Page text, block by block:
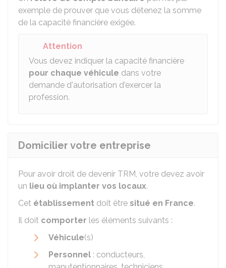
exemple de prouver que vous détenez la somme
de la capacité financière exigée.
Attention
Vous devez indiquer la capacité financière
pour chaque véhicule dans votre
demande d'autorisation d'exercer la
profession.
Domicilier votre entreprise
Pour avoir droit de devenir TRM, votre devez avoir
un lieu où implanter vos locaux.
Cet établissement doit être situé en France.
Il doit comporter les éléments suivants :
Véhicule(s)
Personnel : conducteurs,